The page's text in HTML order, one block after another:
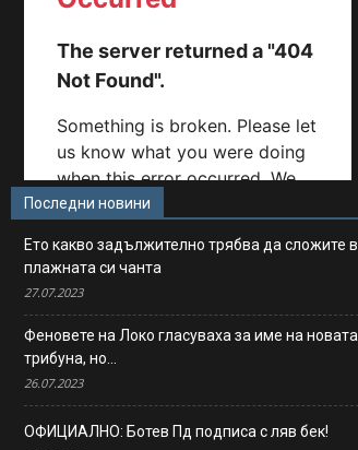
Последни новини
Ето какво задължително трябва да сложите в
плажната си чанта
27.07.2023
Феновете на Локо гласуваха за име на новата
трибуна, но…
26.07.2023
ОФИЦИАЛНО: Ботев Пд подписа с ляв бек!